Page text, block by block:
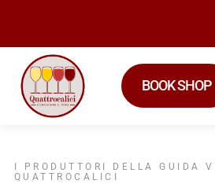
BOOK SHOP
I PRODUTTORI DELLA GUIDA
QUATTROCALICI